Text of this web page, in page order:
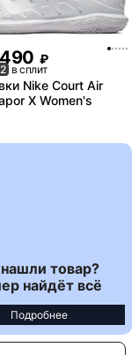
₽
в сплит
Nike Court Air
X Women's
товар?
найдёт всё
Подробнее